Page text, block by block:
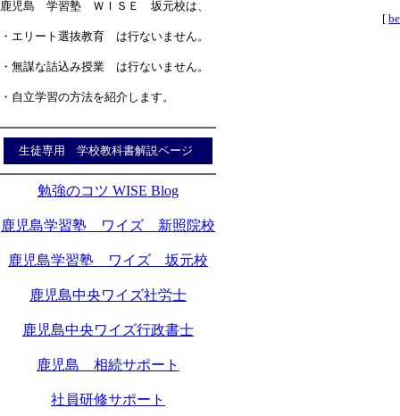
鹿児島 学習塾 ＷＩＳＥ 坂元校は、
・エリート選抜教育 は行ないません。
・無謀な詰込み授業 は行ないません。
・自立学習の方法を紹介します。
生徒専用 学校教科書解説ページ
勉強のコツ WISE Blog
鹿児島学習塾 ワイズ 新照院校
鹿児島学習塾 ワイズ 坂元校
鹿児島中央ワイズ社労士
鹿児島中央ワイズ行政書士
鹿児島 相続サポート
社員研修サポート
[